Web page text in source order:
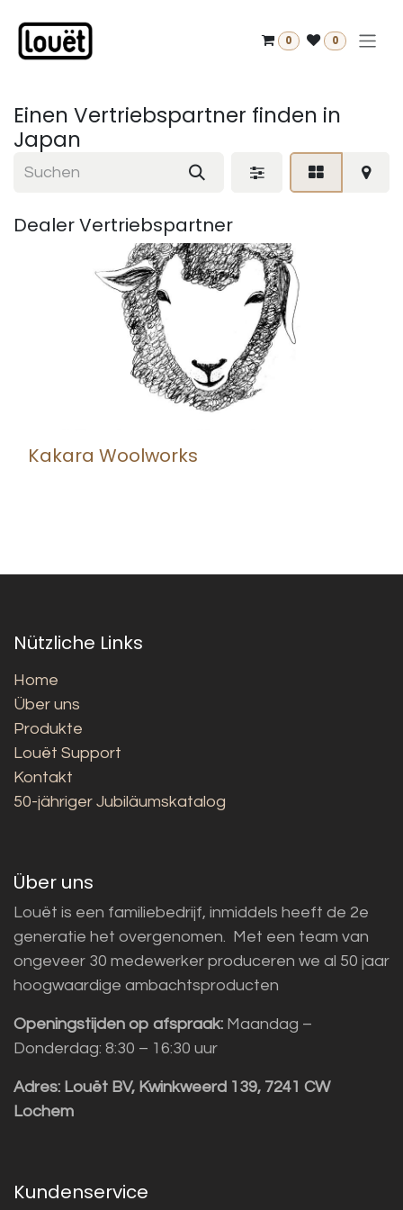
0 0
Einen Vertriebspartner finden in
Japan
DealerVertriebspartner
Kakara Woolworks
Nützliche Links
Home
Über uns
Produkte
Louët Support
Kontakt
50-jähriger Jubiläumskatalog
Über uns
Louët is een familiebedrijf, inmiddels heeft de 2e
generatie het overgenomen. Met een team van
ongeveer 30 medewerker produceren we al 50 jaar
hoogwaardige ambachtsproducten
Openingstijden op afspraak: Maandag –
Donderdag: 8:30 – 16:30 uur
Adres: Louët BV, Kwinkweerd 139, 7241 CW
Lochem
Kundenservice